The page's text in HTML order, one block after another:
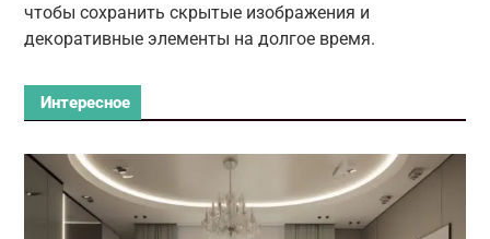
чтобы сохранить скрытые изображения и
декоративные элементы на долгое время.
Интересное